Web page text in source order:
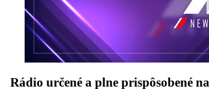
Rádio určené a plne prispôsobené